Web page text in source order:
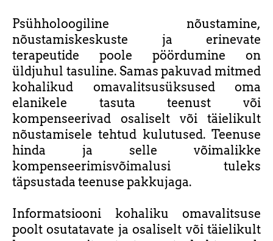
Psühholoogiline nõustamine,
nõustamiskeskuste ja erinevate
terapeutide poole pöördumine on
üldjuhul tasuline. Samas pakuvad mitmed
kohalikud omavalitsusüksused oma
elanikele tasuta teenust või
kompenseerivad osaliselt või täielikult
nõustamisele tehtud kulutused. Teenuse
hinda ja selle võimalikke
kompenseerimisvõimalusi tuleks
täpsustada teenuse pakkujaga.
Informatsiooni kohaliku omavalitsuse
poolt osutatavate ja osaliselt või täielikult